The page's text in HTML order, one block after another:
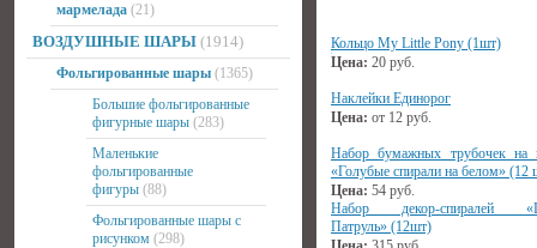
мармелада (21)
ВОЗДУШНЫЕ ШАРЫ (1914)
Фольгированные шары (1365)
Большие фольгированные
фигурные шары (283)
Маленькие
фольгированные
фигуры (88)
Фольгированные шары с
рисунком (298)
Кольцо My Little Pony (1шт)
Цена: 20 руб.
Наклейки Единорог
Цена: от 12 руб.
Набор бумажных трубочек на
«Голубые спирали на белом» (12
Цена: 54 руб.
Набор декор-спиралей
Патруль» (12шт)